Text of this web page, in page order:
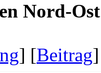
Nord-
] [Beitrag